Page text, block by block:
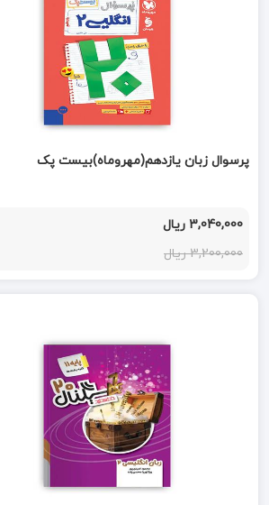
پرسوال زبان یازدهم(مهروماه)بیست پک
3,040,000 ریال
3,200,000 ریال